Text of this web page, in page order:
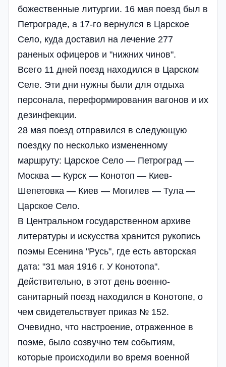
божественные литургии. 16 мая поезд был в
Петрограде, а 17-го вернулся в Царское
Село, куда доставил на лечение 277
раненых офицеров и "нижних чинов".
Всего 11 дней поезд находился в Царском
Селе. Эти дни нужны были для отдыха
персонала, переформирования вагонов и их
дезинфекции.
28 мая поезд отправился в следующую
поездку по несколько измененному
маршруту: Царское Село — Петроград —
Москва — Курск — Конотоп — Киев-
Шепетовка — Киев — Могилев — Тула —
Царское Село.
В Центральном государственном архиве
литературы и искусства хранится рукопись
поэмы Есенина "Русь", где есть авторская
дата: "31 мая 1916 г. У Конотопа".
Действительно, в этот день военно-
санитарный поезд находился в Конотопе, о
чем свидетельствует приказ № 152.
Очевидно, что настроение, отраженное в
поэме, было созвучно тем событиям,
которые происходили во время военной